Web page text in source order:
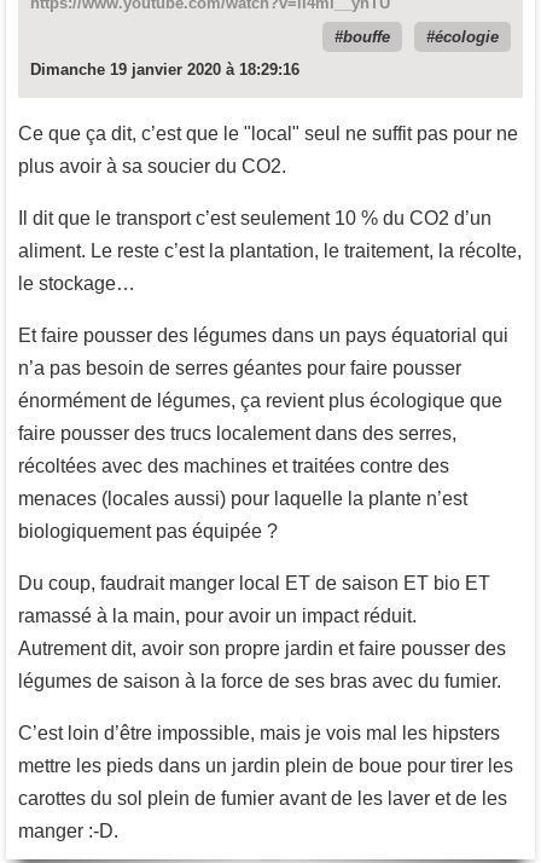
bouffe
écologie
Dimanche 19 janvier 2020 à 18:29:16
Ce que ça dit, c’est que le "local" seul ne suffit pas pour ne
plus avoir à sa soucier du CO2.
Il dit que le transport c’est seulement 10 % du CO2 d’un
aliment. Le reste c’est la plantation, le traitement, la récolte,
le stockage…
Et faire pousser des légumes dans un pays équatorial qui
n’a pas besoin de serres géantes pour faire pousser
énormément de légumes, ça revient plus écologique que
faire pousser des trucs localement dans des serres,
récoltées avec des machines et traitées contre des
menaces (locales aussi) pour laquelle la plante n’est
biologiquement pas équipée ?
Du coup, faudrait manger local ET de saison ET bio ET
ramassé à la main, pour avoir un impact réduit.
Autrement dit, avoir son propre jardin et faire pousser des
légumes de saison à la force de ses bras avec du fumier.
C’est loin d’être impossible, mais je vois mal les hipsters
mettre les pieds dans un jardin plein de boue pour tirer les
carottes du sol plein de fumier avant de les laver et de les
manger :-D.